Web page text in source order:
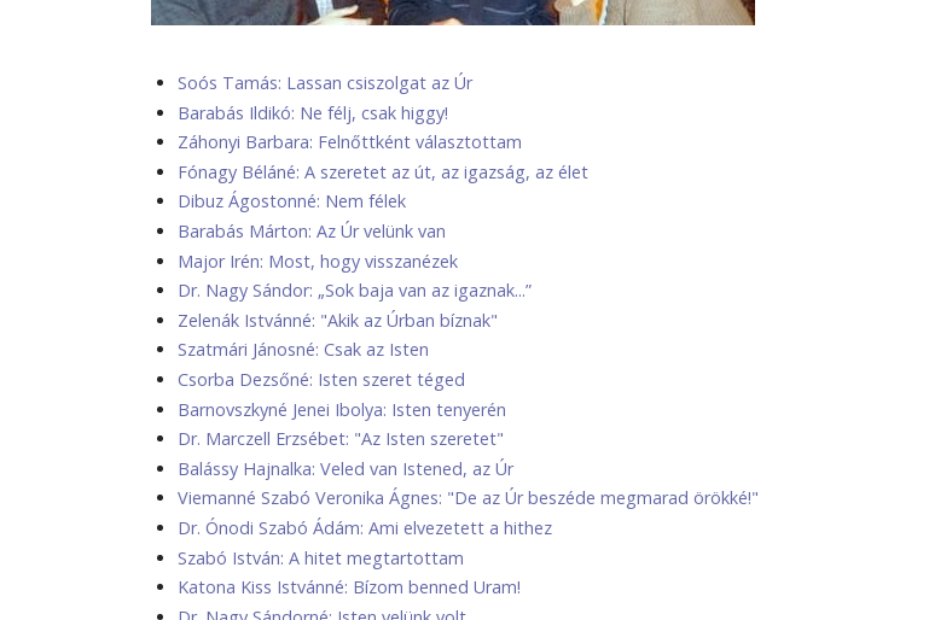
Soós Tamás: Lassan csiszolgat az Úr
Barabás Ildikó: Ne félj, csak higgy!
Záhonyi Barbara: Felnőttként választottam
Fónagy Béláné: A szeretet az út, az igazság, az élet
Dibuz Ágostonné: Nem félek
Barabás Márton: Az Úr velünk van
Major Irén: Most, hogy visszanézek
Dr. Nagy Sándor: „Sok baja van az igaznak...”
Zelenák Istvánné: "Akik az Úrban bíznak"
Szatmári Jánosné: Csak az Isten
Csorba Dezsőné: Isten szeret téged
Barnovszkyné Jenei Ibolya: Isten tenyerén
Dr. Marczell Erzsébet: "Az Isten szeretet"
Balássy Hajnalka: Veled van Istened, az Úr
Viemanné Szabó Veronika Ágnes: "De az Úr beszéde megmarad örökké!"
Dr. Ónodi Szabó Ádám: Ami elvezetett a hithez
Szabó István: A hitet megtartottam
Katona Kiss Istvánné: Bízom benned Uram!